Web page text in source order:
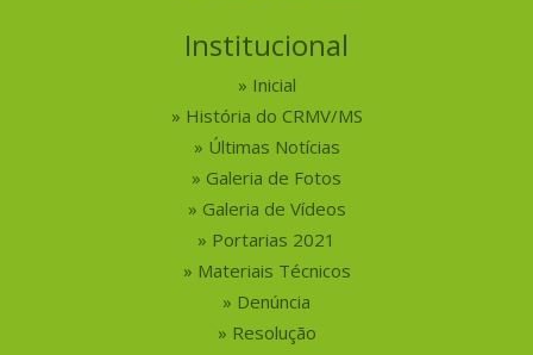
Institucional
Inicial
História do CRMV/MS
Últimas Notícias
Galeria de Fotos
Galeria de Vídeos
Portarias 2021
Materiais Técnicos
Denúncia
Resolução